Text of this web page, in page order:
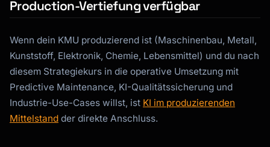
Production-Vertiefung verfügbar
Wenn dein KMU produzierend ist (Maschinenbau, Metall,
Kunststoff, Elektronik, Chemie, Lebensmittel) und du nach
diesem Strategiekurs in die operative Umsetzung mit
Predictive Maintenance, KI-Qualitätssicherung und
Industrie-Use-Cases willst, ist KI im produzierenden
Mittelstand der direkte Anschluss.